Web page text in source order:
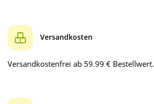
Versandkosten
Versandkostenfrei ab 59.99 € Bestellwert.